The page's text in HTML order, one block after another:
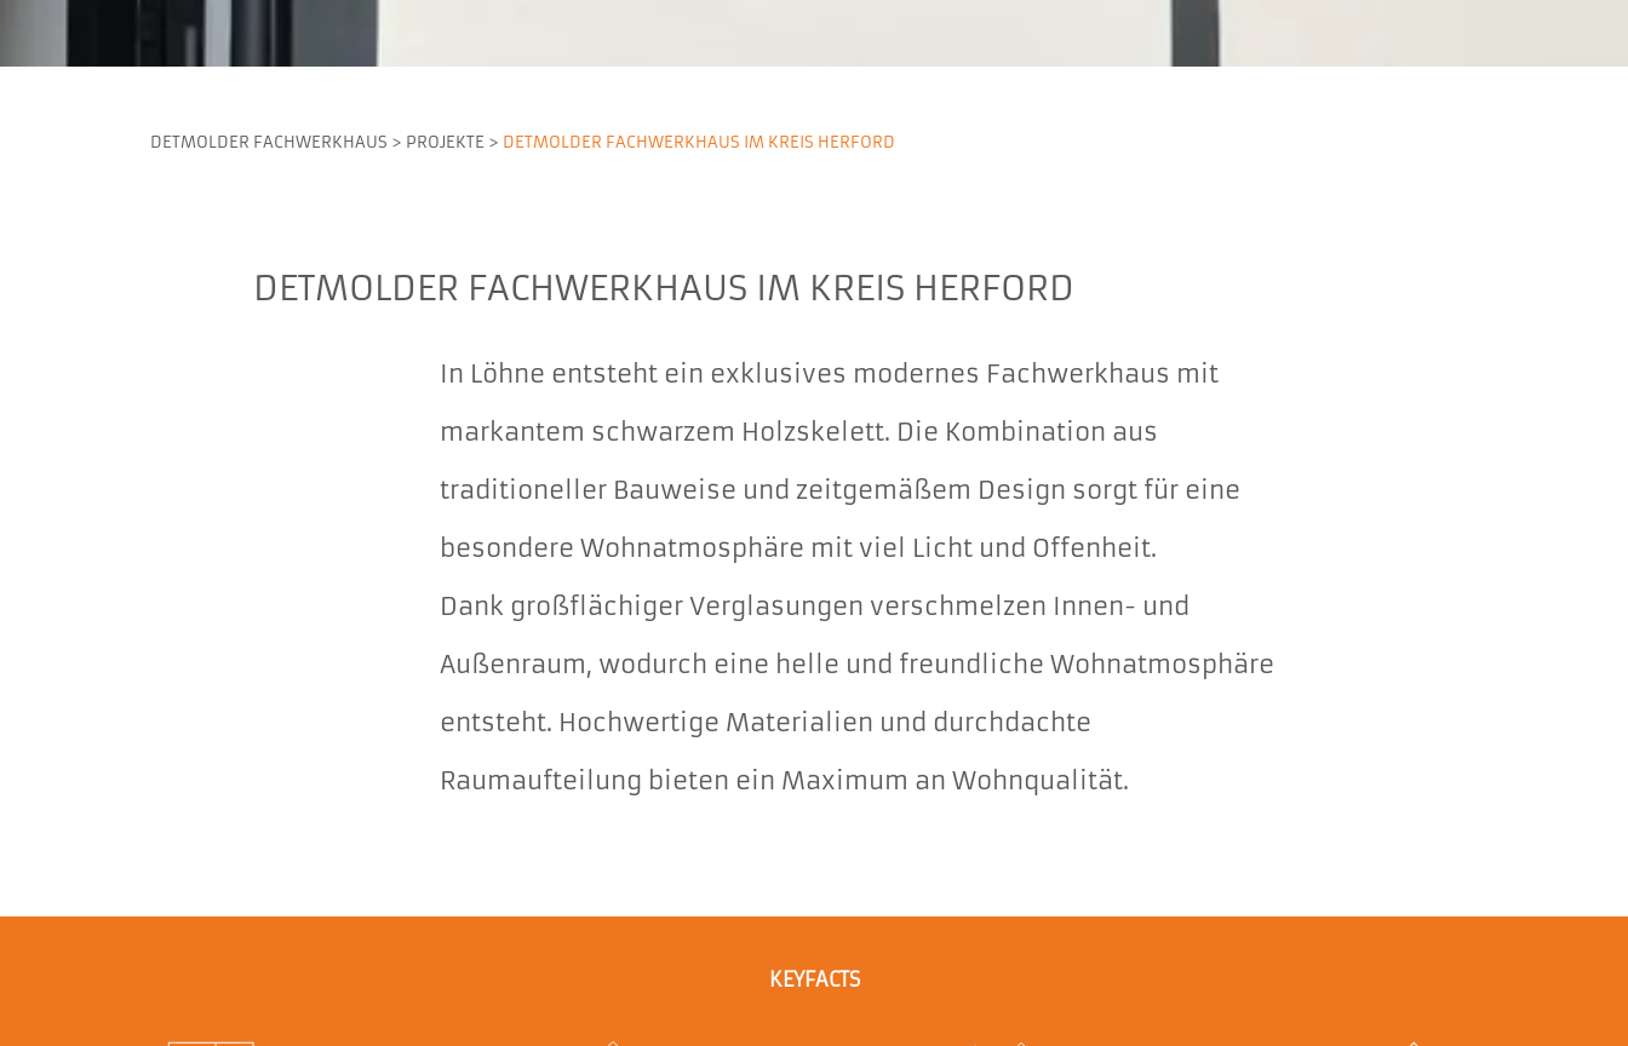
DETMOLDER FACHWERKHAUS > PROJEKTE > DETMOLDER FACHWERKHAUS IM KREIS HERFORD
DETMOLDER FACHWERKHAUS IM KREIS HERFORD
In Löhne entsteht ein exklusives modernes Fachwerkhaus mit
markantem schwarzem Holzskelett. Die Kombination aus
traditioneller Bauweise und zeitgemäßem Design sorgt für eine
besondere Wohnatmosphäre mit viel Licht und Offenheit.
Dank großflächiger Verglasungen verschmelzen Innen- und
Außenraum, wodurch eine helle und freundliche Wohnatmosphäre
entsteht. Hochwertige Materialien und durchdachte
Raumaufteilung bieten ein Maximum an Wohnqualität.
KEYFACTS